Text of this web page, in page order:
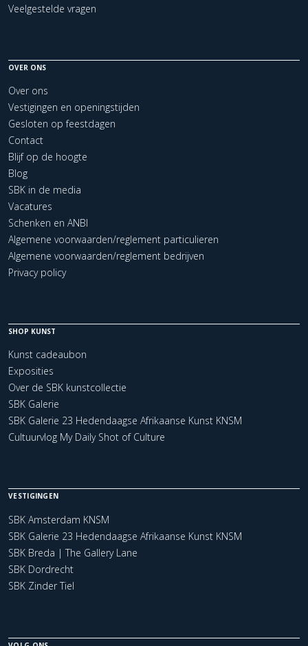
Veelgestelde vragen
OVER ONS
Over ons
Vestigingen en openingstijden
Gesloten op feestdagen
Contact
Blijf op de hoogte
Blog
SBK in de media
Vacatures
Schenken en ANBI
Algemene voorwaarden/reglement particulieren
Algemene voorwaarden/reglement bedrijven
Privacy policy
SHOP KUNST
Kunst cadeaubon
Exposities
Over de SBK kunstcollectie
SBK Galerie
SBK Galerie 23 Hedendaagse Afrikaanse Kunst KNSM
Cultuurvlog My Daily Shot of Culture
VESTIGINGEN
SBK Amsterdam KNSM
SBK Galerie 23 Hedendaagse Afrikaanse Kunst KNSM
SBK Breda | The Gallery Lane
SBK Dordrecht
SBK Zinder Tiel